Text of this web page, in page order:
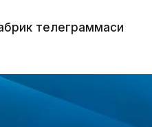
телеграммаси